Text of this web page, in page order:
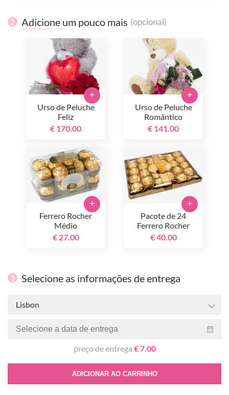
2 Adicione um pouco mais (opcional)
Urso de Peluche
Feliz
€ 170.00
+
Urso de Peluche
Romântico
€ 141.00
+
Ferrero Rocher
Médio
€ 27.00
+
Pacote de 24
Ferrero Rocher
€ 40.00
+
3 Selecione as informações de entrega
Lisbon
preço de entrega € 7.00
ADICIONAR AO CARRINHO